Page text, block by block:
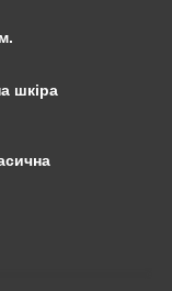
шкіра